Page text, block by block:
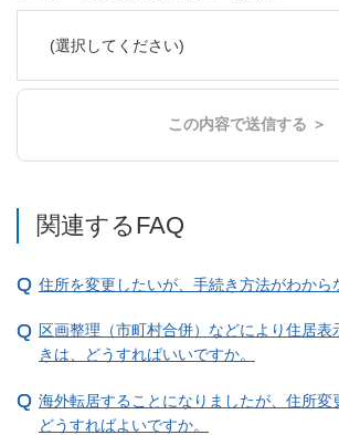
(選択してください)
この内容で送信する ＞
関連するFAQ
住所を変更したいが、手続き方法がわから
区画整理（市町村合併）などにより住居表
きは、どうすればいいですか。
海外転居することになりましたが、住所変
どうすればよいですか。